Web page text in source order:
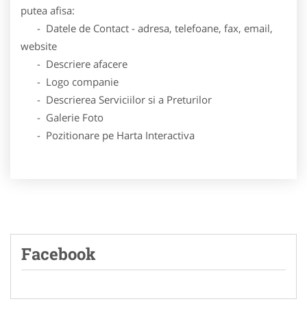
putea afisa:
- Datele de Contact - adresa, telefoane, fax, email,
website
- Descriere afacere
- Logo companie
- Descrierea Serviciilor si a Preturilor
- Galerie Foto
- Pozitionare pe Harta Interactiva
Facebook